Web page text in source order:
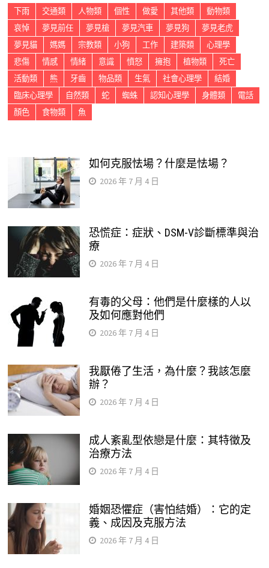
下雨 交通類 人物類 個性 做愛 其他類
動物類
哀悼
夢見前任 夢見槍 夢見汽車 夢見狗
夢見老虎
夢見貓
媽媽 宗教類 小狗 工作 建築類
心理學
悲傷
情感 情緒 意識 憤怒 擁抱 植物類
死亡
活動類
熊 牙齒 物品類 生氣 社會心理學
結婚
臨床心理學
自然類 蛇 蜘蛛 認知心理學 身體類
電話
顏色
食物類 魚
如何克服怯場？什麼是怯場？
2026 年 7 月 4 日
恐慌症：症狀、DSM-V診斷標準與治
療
2026 年 7 月 4 日
有毒的父母：他們是什麼樣的人以
及如何應對他們
2026 年 7 月 4 日
我厭倦了生活，為什麼？我該怎麼
辦？
2026 年 7 月 4 日
成人紊亂型依戀是什麼：其特徵及
治療方法
2026 年 7 月 4 日
婚姻恐懼症（害怕結婚）：它的定
義、成因及克服方法
2026 年 7 月 4 日